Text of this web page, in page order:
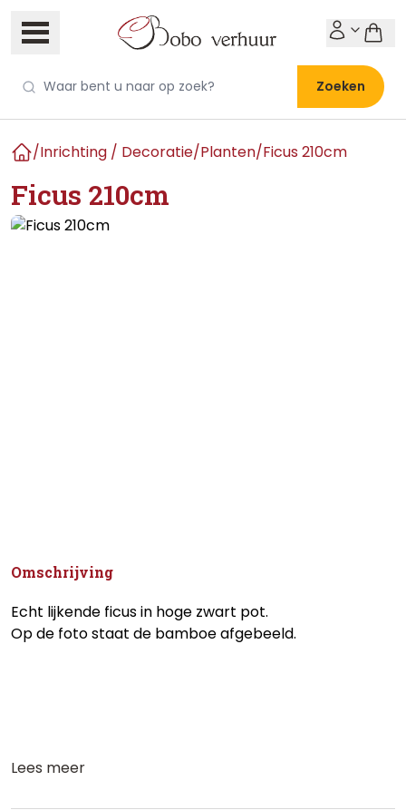
Zoeken
/Inrichting / Decoratie/Planten/Ficus 210cm
Ficus 210cm
Omschrijving
Echt lijkende ficus in hoge zwart pot.
Op de foto staat de bamboe afgebeeld.
Lees meer